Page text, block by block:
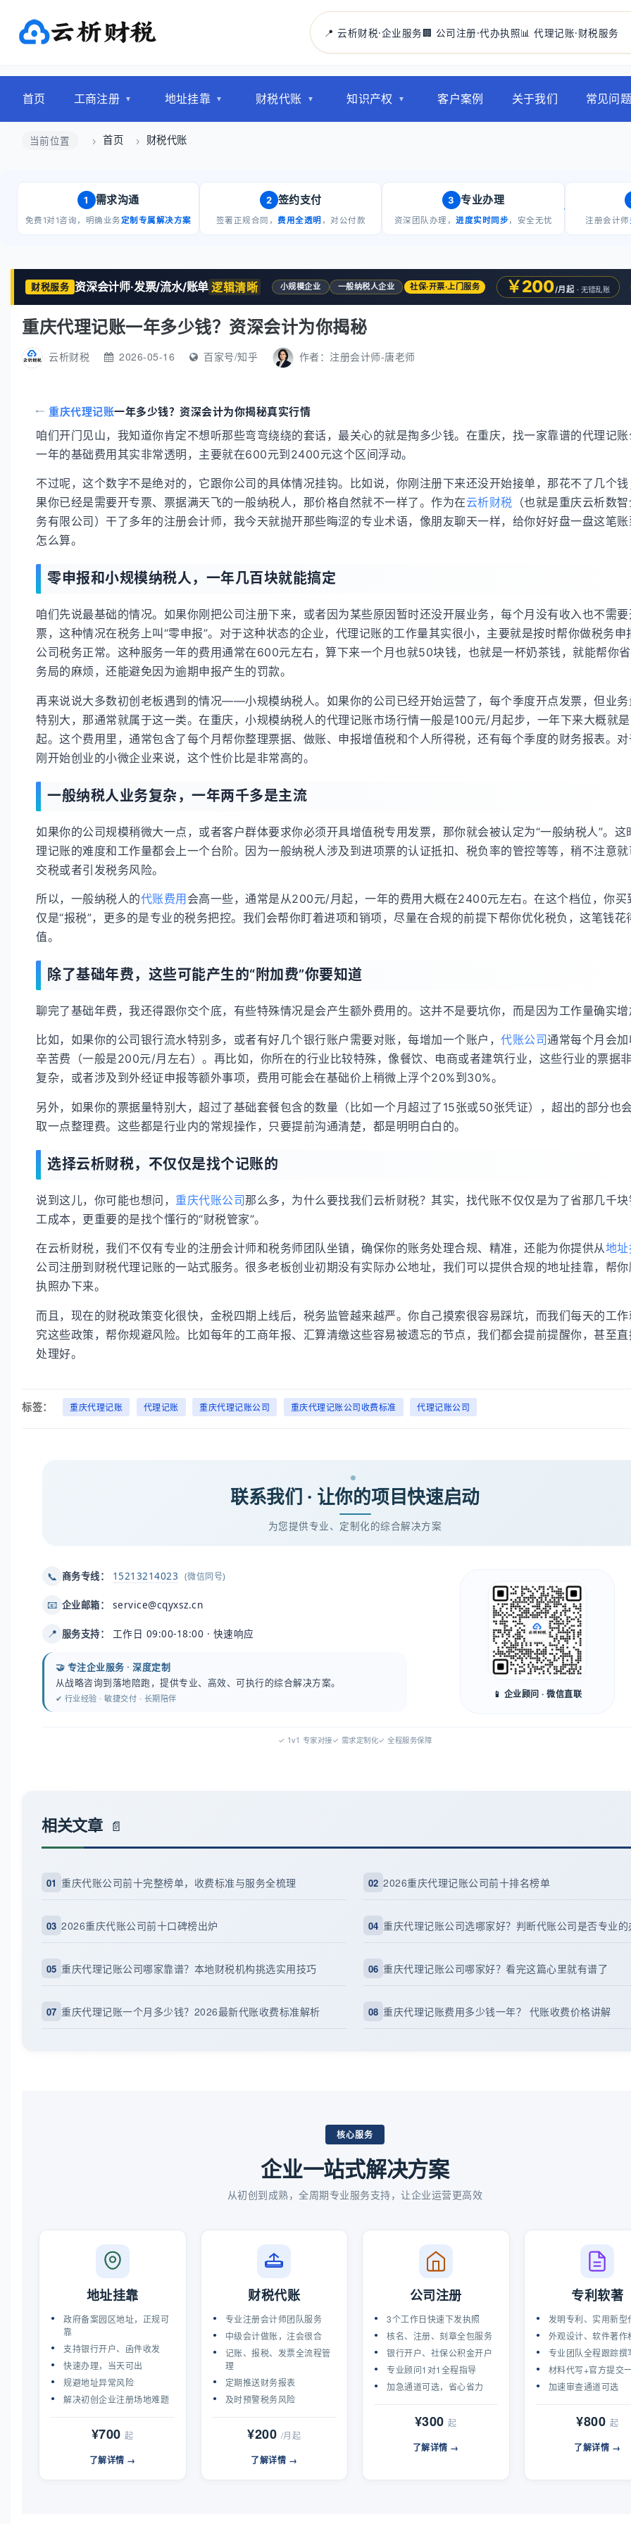
📍 云析财税·企业服务🏢 公司注册·代办执照📊 代理记账·财税服务
首页 工商注册 地址挂靠 财税代账 知识产权 客户案例 关于我们 常见问
当前位置 首页 财税代账
1 需求沟通
免费1对1咨询，明确业务定制专属解决方案
2 签约支付
签署正规合同，费用全透明 ，对公付款
3 专业办理
资深团队办理， 进度实时同步，安全无忧 注册会计师
财税服务 资深会计师·发票/流水/账单 逻辑清晰 小规模企业 一般纳税人企业 社保·开票·上门服务 ￥200/月起 · 无错乱账
重庆代理记账一年多少钱？资深会计为你揭秘
云析财税 2026-05-16 百家号/知乎 作者： 注册会计师-唐老师
重庆代理记账一年多少钱？资深会计为你揭秘真实行情
咱们开门见山，我知道你肯定不想听那些弯弯绕绕的套话，最关心的就是掏多少钱。在重庆，找一家靠谱的代理记
一年的基础费用其实非常透明，主要就在600元到2400元这个区间浮动。
不过呢，这个数字不是绝对的，它跟你公司的具体情况挂钩。比如说，你刚注册下来还没开始接单，那花不了几个
果你已经是需要开专票、票据满天飞的一般纳税人，那价格自然就不一样了。作为在云析财税 （也就是重庆云析数
务有限公司）干了多年的注册会计师，我今天就抛开那些晦涩的专业术语，像朋友聊天一样，给你好好盘一盘这笔
怎么算。
零申报和小规模纳税人，一年几百块就能搞定
咱们先说最基础的情况。如果你刚把公司注册下来，或者因为某些原因暂时还没开展业务，每个月没有收入也不需
票，这种情况在税务上叫“零申报”。对于这种状态的企业，代理记账的工作量其实很小，主要就是按时帮你做税务申
公司税务正常。这种服务一年的费用通常在600元左右，算下来一个月也就50块钱，也就是一杯奶茶钱，就能帮你
务局的麻烦，还能避免因为逾期申报产生的罚款。
再来说说大多数初创老板遇到的情况——小规模纳税人。如果你的公司已经开始运营了，每个季度开点发票，但业务
特别大，那通常就属于这一类。在重庆，小规模纳税人的代理记账市场行情一般是100元/月起步，一年下来大概就
起。这个费用里，通常包含了每个月帮你整理票据、做账、申报增值税和个人所得税，还有每个季度的财务报表。
刚开始创业的小微企业来说，这个性价比是非常高的。
一般纳税人业务复杂，一年两千多是主流
如果你的公司规模稍微大一点，或者客户群体要求你必须开具增值税专用发票，那你就会被认定为“一般纳税人”。这
理记账的难度和工作量都会上一个台阶。因为一般纳税人涉及到进项票的认证抵扣、税负率的管控等等，稍不注意
交税或者引发税务风险。
所以，一般纳税人的代账费用 会高一些，通常是从200元/月起，一年的费用大概在2400元左右。在这个档位，你买
仅是“报税”，更多的是专业的税务把控。我们会帮你盯着进项和销项，尽量在合规的前提下帮你优化税负，这笔钱花
值。
除了基础年费，这些可能产生的“附加费”你要知道
聊完了基础年费，我还得跟你交个底，有些特殊情况是会产生额外费用的。这并不是要坑你，而是因为工作量确实
比如，如果你的公司银行流水特别多，或者有好几个银行账户需要对账，每增加一个账户， 代账公司通常每个月会
辛苦费（一般是200元/月左右）。再比如，你所在的行业比较特殊，像餐饮、电商或者建筑行业，这些行业的票据
复杂，或者涉及到外经证申报等额外事项，费用可能会在基础价上稍微上浮个20%到30%。
另外，如果你的票据量特别大，超过了基础套餐包含的数量（比如一个月超过了15张或50张凭证），超出的部分也
取一点整理费。这些都是行业内的常规操作，只要提前沟通清楚，都是明明白白的。
选择云析财税，不仅仅是找个记账的
说到这儿，你可能也想问， 重庆代账公司那么多，为什么要找我们云析财税？其实，找代账不仅仅是为了省那几千
工成本，更重要的是找个懂行的“财税管家”。
在云析财税，我们不仅有专业的注册会计师和税务师团队坐镇，确保你的账务处理合规、精准，还能为你提供从地
公司注册到财税代理记账的一站式服务。很多老板创业初期没有实际办公地址，我们可以提供合规的地址挂靠，帮
执照办下来。
而且，现在的财税政策变化很快，金税四期上线后，税务监管越来越严。你自己摸索很容易踩坑，而我们每天的工
究这些政策，帮你规避风险。比如每年的工商年报、汇算清缴这些容易被遗忘的节点，我们都会提前提醒你，甚至
处理好。
标签： 重庆代理记账 代理记账 重庆代理记账公司 重庆代理记账公司收费标准 代理记账公司
联系我们 · 让你的项目快速启动
为您提供专业、定制化的综合解决方案
📞 商务专线： 15213214023 (微信同号)
📧 企业邮箱： service@cqyxsz.cn
📍 服务支持： 工作日 09:00-18:00 · 快速响应
🤝 专注企业服务 · 深度定制
从战略咨询到落地陪跑，提供专业、高效、可执行的综合解决方案。
✔ 行业经验 · 敏捷交付 · 长期陪伴 📱 企业顾问 · 微信直联
✓ 1v1 专家对接✓ 需求定制化✓ 全程服务保障
相关文章
01 重庆代账公司前十完整榜单，收费标准与服务全梳理 02 2026重庆代理记账公司前十排名榜单
03 2026重庆代账公司前十口碑榜出炉 04 重庆代理记账公司选哪家好？判断代账公司是否专业的
05 重庆代理记账公司哪家靠谱？本地财税机构挑选实用技巧 06 重庆代理记账公司哪家好？看完这篇心里就有谱了
07 重庆代理记账一个月多少钱？2026最新代账收费标准解析 08 重庆代理记账费用多少钱一年？ 代账收费价格讲解
核心服务
企业一站式解决方案
从初创到成熟，全周期专业服务支持，让企业运营更高效
地址挂靠
政府备案园区地址，正规可
靠
支持银行开户、函件收发
快速办理，当天可出
规避地址异常风险
解决初创企业注册场地难题
¥700起
了解详情 →
财税代账
专业注册会计师团队服务
中级会计做账，注会很合
记账、报税、发票全流程管
理
定期推送财务报表
及时预警税务风险
¥200 /月起
了解详情 →
公司注册
3个工作日快速下发执照
核名、注册、刻章全包服务
银行开户、社保公积金开户
专业顾问1对1全程指导
加急通道可选，省心省力
¥300起
了解详情 →
专利软著
发明专利、实用新型
外观设计、软件著作
专业团队全程跟踪撰
材料代写+官方提交
加速审查通道可选
¥800 起
了解详情 →